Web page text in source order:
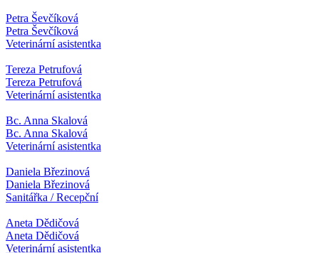
Petra Ševčíková
Petra Ševčíková
Veterinární asistentka
Tereza Petrufová
Tereza Petrufová
Veterinární asistentka
Bc. Anna Skalová
Bc. Anna Skalová
Veterinární asistentka
Daniela Březinová
Daniela Březinová
Sanitářka / Recepční
Aneta Dědičová
Aneta Dědičová
Veterinární asistentka